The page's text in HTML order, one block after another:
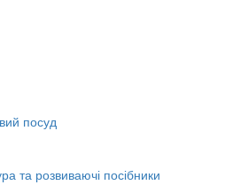
посуд
та розвиваючі посібники